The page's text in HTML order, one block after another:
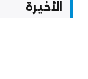
الأخيرة